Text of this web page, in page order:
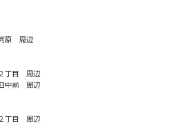
原 周辺
丁目 周辺
中前 周辺
丁目 周辺